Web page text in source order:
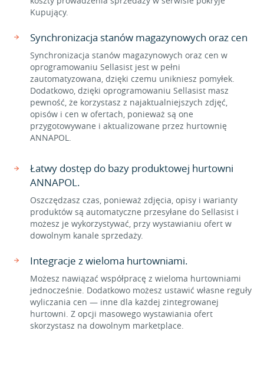
Kupujący.
Synchronizacja stanów magazynowych oraz cen
Synchronizacja stanów magazynowych oraz cen w
oprogramowaniu Sellasist jest w pełni
zautomatyzowana, dzięki czemu unikniesz pomyłek.
Dodatkowo, dzięki oprogramowaniu Sellasist masz
pewność, że korzystasz z najaktualniejszych zdjęć,
opisów i cen w ofertach, ponieważ są one
przygotowywane i aktualizowane przez hurtownię
ANNAPOL.
Łatwy dostęp do bazy produktowej hurtowni
ANNAPOL.
Oszczędzasz czas, ponieważ zdjęcia, opisy i warianty
produktów są automatyczne przesyłane do Sellasist i
możesz je wykorzystywać, przy wystawianiu ofert w
dowolnym kanale sprzedaży.
Integracje z wieloma hurtowniami.
Możesz nawiązać współpracę z wieloma hurtowniami
jednocześnie. Dodatkowo możesz ustawić własne reguły
wyliczania cen — inne dla każdej zintegrowanej
hurtowni. Z opcji masowego wystawiania ofert
skorzystasz na dowolnym marketplace.